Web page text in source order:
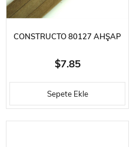
CONSTRUCTO 80127 AHŞAP
ÇITA- BLACKISH MANZONIA-
2X6X1000 MM-10 ADET
$7.85
Sepete Ekle